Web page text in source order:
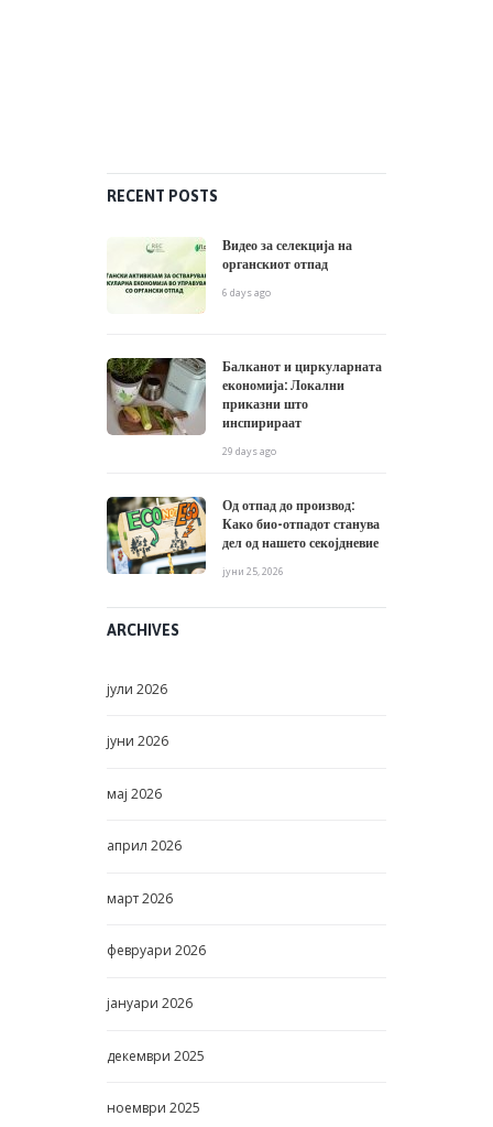
RECENT POSTS
Видео за селекција на
органскиот отпад
6 days ago
Балканот и циркуларната
економија: Локални
приказни што
инспирираат
29 days ago
Од отпад до производ:
Како био-отпадот станува
дел од нашето секојдневие
јуни 25, 2026
ARCHIVES
јули 2026
јуни 2026
мај 2026
април 2026
март2026
февруари 2026
јануари 2026
декември 2025
ноември 2025